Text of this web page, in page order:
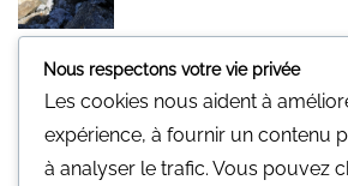
Minerali
Une pierre pour vous.
Nous n'avons pas de magasin physique
Vous pouvez nous contacter par mail
Nous respectons votre vie privée
Les cookies nous aident à
expérience, à fournir un contenu
à analyser le trafic. Vous pouvez